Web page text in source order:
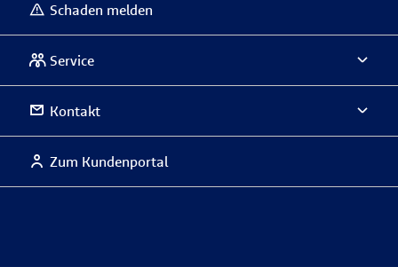
Schaden melden
Service
Kontakt
Zum Kundenportal